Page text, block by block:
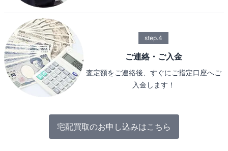
step.4
ご連絡・ご入金
査定額をご連絡後、すぐにご指定口座へご
入金します！
宅配買取のお申し込みはこちら